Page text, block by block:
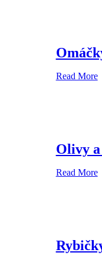
Read More
Olivy a
Read More